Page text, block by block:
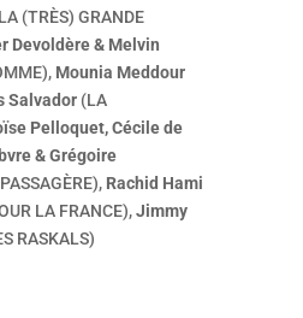
(TRÈS) GRANDE
Devoldère & Melvin
Mounia Meddour
Salvador(LA
Pelloquet, Cécile de
& Grégoire
Rachid Hami
LA FRANCE),Jimmy
RASKALS)